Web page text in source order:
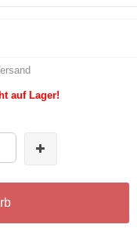
auf Lager!